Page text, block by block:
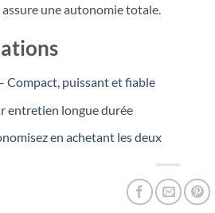
une autonomie totale.
Compact, puissant et fiable
entretien longue durée
en achetant les deux